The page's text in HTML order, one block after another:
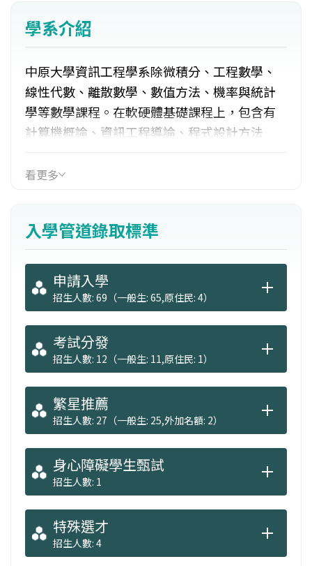
學系介紹
中原大學資訊工程學系除微積分、工程數學、
線性代數、離散數學、數值方法、機率與統計
學等數學課程。在軟硬體基礎課程上，包含有
計算機概論、資訊工程導論、程式設計方法
系統等。此外更提供網路、軟體、硬體及多媒
一年以上之專題指導課程，並透過專題展示競
賽，培養學生在專業領域之軟硬體開發、整合
與報告能力。
看更多
入學管道錄取標準
申請入學
招生人數: 69（一般生: 65,原住民: 4）
考試分發
招生人數: 12（一般生: 11,原住民: 1）
繁星推薦
招生人數: 27（一般生: 25,外加名額: 2）
身心障礙學生甄試
招生人數: 1
特殊選才
招生人數: 4